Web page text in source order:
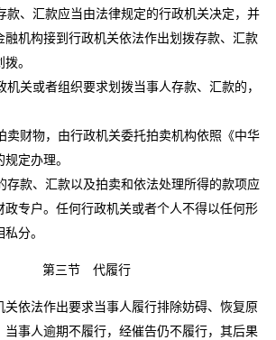
、汇款应当由法律规定的行政机关决定，并
融机构接到行政机关依法作出划拨存款、汇款
。
关或者组织要求划拨当事人存款、汇款的，
财物，由行政机关委托拍卖机构依照《中华
定办理。
款、汇款以及拍卖和依法处理所得的款项应
政专户。任何行政机关或者个人不得以任何形
分。
第三节 代履行
法作出要求当事人履行排除妨碍、恢复原
当事人逾期不履行，经催告仍不履行，其后果